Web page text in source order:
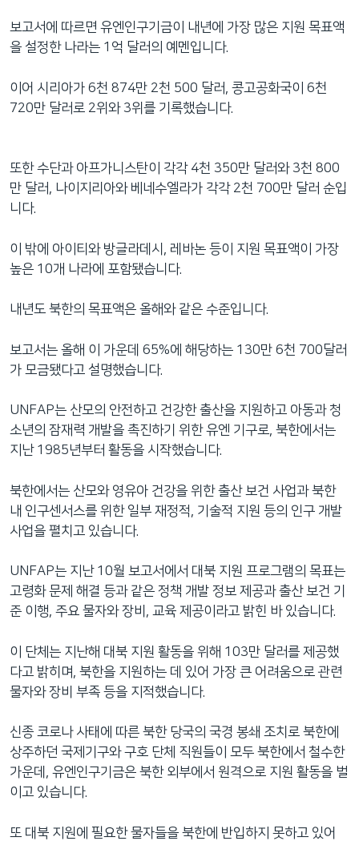
보고서에 따르면 유엔인구기금이 내년에 가장 많은 지원 목표액
을 설정한 나라는 1억 달러의 예멘입니다.
이어 시리아가 6천 874만 2천 500 달러, 콩고공화국이 6천
720만 달러로 2위와 3위를 기록했습니다.
또한 수단과 아프가니스탄이 각각 4천 350만 달러와 3천 800
만 달러, 나이지리아와 베네수엘라가 각각 2천 700만 달러 순입
니다.
이 밖에 아이티와 방글라데시, 레바논 등이 지원 목표액이 가장
높은 10개 나라에 포함됐습니다.
내년도 북한의 목표액은 올해와 같은 수준입니다.
보고서는 올해 이 가운데 65%에 해당하는 130만 6천 700달러
가 모금됐다고 설명했습니다.
UNFAP는 산모의 안전하고 건강한 출산을 지원하고 아동과 청
소년의 잠재력 개발을 촉진하기 위한 유엔 기구로, 북한에서는
지난 1985년부터 활동을 시작했습니다.
북한에서는 산모와 영유아 건강을 위한 출산 보건 사업과 북한
내 인구센서스를 위한 일부 재정적, 기술적 지원 등의 인구 개발
사업을 펼치고 있습니다.
UNFAP는 지난 10월 보고서에서 대북 지원 프로그램의 목표는
고령화 문제 해결 등과 같은 정책 개발 정보 제공과 출산 보건 기
준 이행, 주요 물자와 장비, 교육 제공이라고 밝힌 바 있습니다.
이 단체는 지난해 대북 지원 활동을 위해 103만 달러를 제공했
다고 밝히며, 북한을 지원하는 데 있어 가장 큰 어려움으로 관련
물자와 장비 부족 등을 지적했습니다.
신종 코로나 사태에 따른 북한 당국의 국경 봉쇄 조치로 북한에
상주하던 국제기구와 구호 단체 직원들이 모두 북한에서 철수한
가운데, 유엔인구기금은 북한 외부에서 원격으로 지원 활동을 벌
이고 있습니다.
또 대북 지원에 필요한 물자들을 북한에 반입하지 못하고 있어